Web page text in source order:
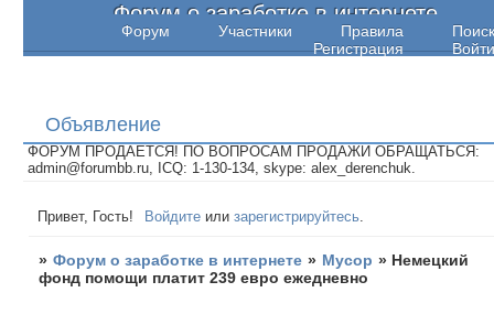
Форум о заработке в интернете
Форум Участники Правила
Поиск
Регистрация
Войти
Объявление
ФОРУМ ПРОДАЕТСЯ! ПО ВОПРОСАМ ПРОДАЖИ ОБРАЩАТЬСЯ:
admin@forumbb.ru, ICQ: 1-130-134, skype: alex_derenchuk.
Привет, Гость! Войдите илизарегистрируйтесь
» Форум о заработке в интернете » Мусор » Немецкий
фонд помощи платит 239 евро ежедневно